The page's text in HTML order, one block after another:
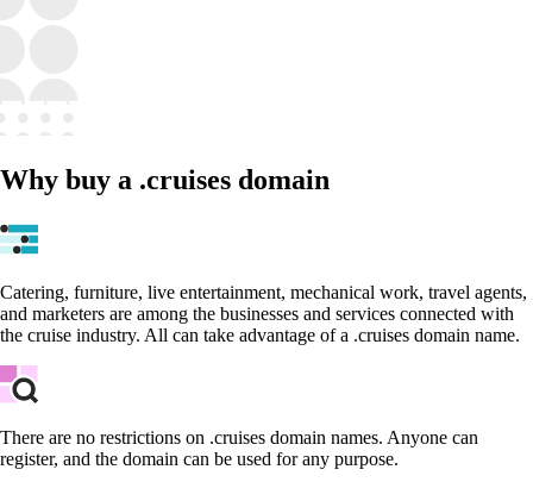
Why buy a .cruises domain
Catering, furniture, live entertainment, mechanical work, travel agents,
and marketers are among the businesses and services connected with
the cruise industry. All can take advantage of a .cruises domain name.
There are no restrictions on .cruises domain names. Anyone can
register, and the domain can be used for any purpose.